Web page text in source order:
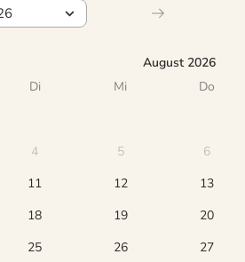
August 2026
Di Mi Do
4 5 6
11 12 13
18 19 20
25 26 27